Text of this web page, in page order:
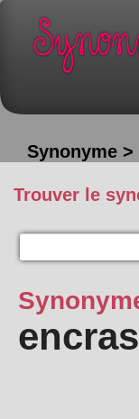
Synonyme
Trouver le